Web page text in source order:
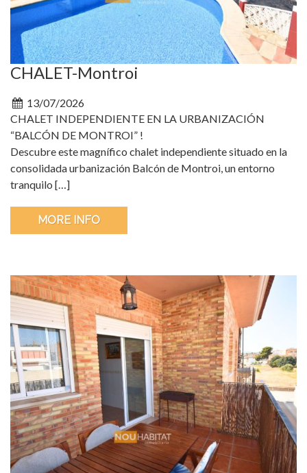
CHALET-Montroi
13/07/2026
CHALET INDEPENDIENTE EN LA URBANIZACIÓN
“BALCÓN DE MONTROI” !
Descubre este magnífico chalet independiente situado en la
consolidada urbanización Balcón de Montroi, un entorno
tranquilo […]
MORE INFO